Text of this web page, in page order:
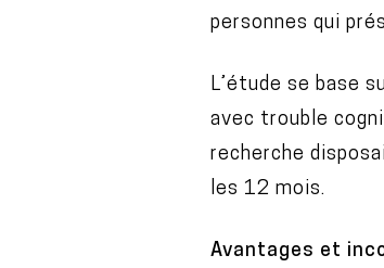
personnes qui
L’étude se base
avec trouble
recherche
les 12 mois.
Avantages et